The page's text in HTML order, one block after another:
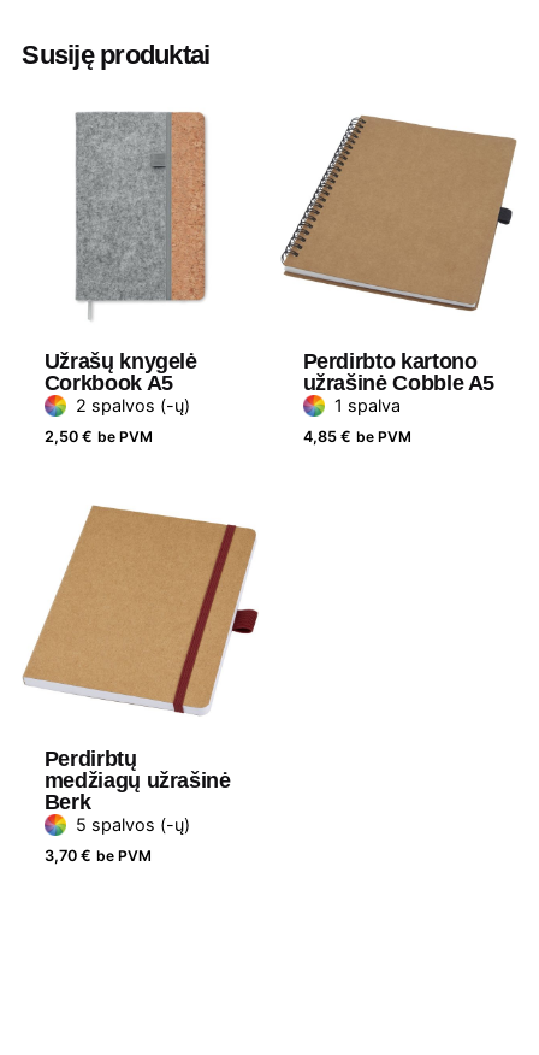
Medžiaga 70 % perdirbtas popierius ir 30 % PU
Susiję produktai
Užrašų knygelė
Corkbook A5
2 spalvos (-ų)
2,50 € be PVM
Perdirbto kartono
užrašinė Cobble A5
1 spalva
4,85 € be PVM
Perdirbtų
medžiagų užrašinė
Berk
5 spalvos (-ų)
3,70 € be PVM